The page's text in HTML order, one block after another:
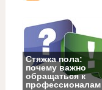
Стяжка пола:
почему важно
обращаться к
профессионалам